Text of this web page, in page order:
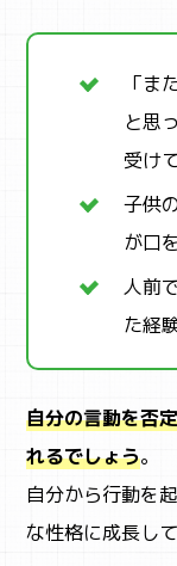
「ま
と思
受け
子供
が口
人前
た経
自分の言動を否
れるでしょう。
自分から行動を
な性格に成長し